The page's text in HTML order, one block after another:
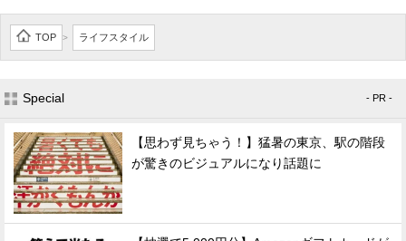
TOP > ライフスタイル
Special - PR -
【思わず見ちゃう！】猛暑の東京、駅の階段
が驚きのビジュアルになり話題に